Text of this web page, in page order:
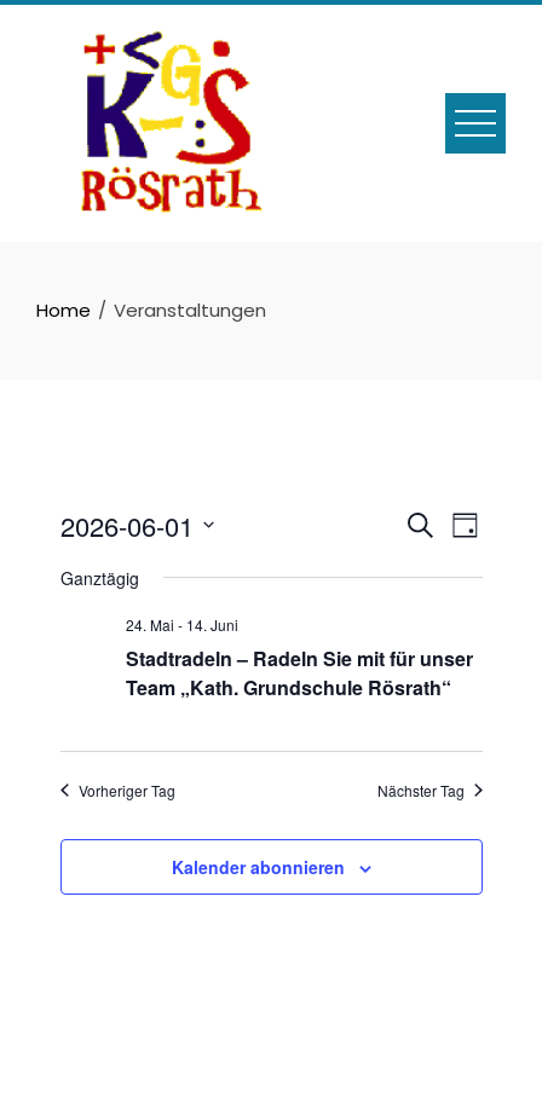
Skip
Home Veranstaltungen
Suche
und
SucheTag
2026-06-01
wählen.
Ganztägig
24. Mai - 14. Juni
Stadtradeln – Radeln Sie mit für unser
Team „Kath. Grundschule Rösrath“
Vorheriger Tag Nächster Tag
Kalender abonnieren